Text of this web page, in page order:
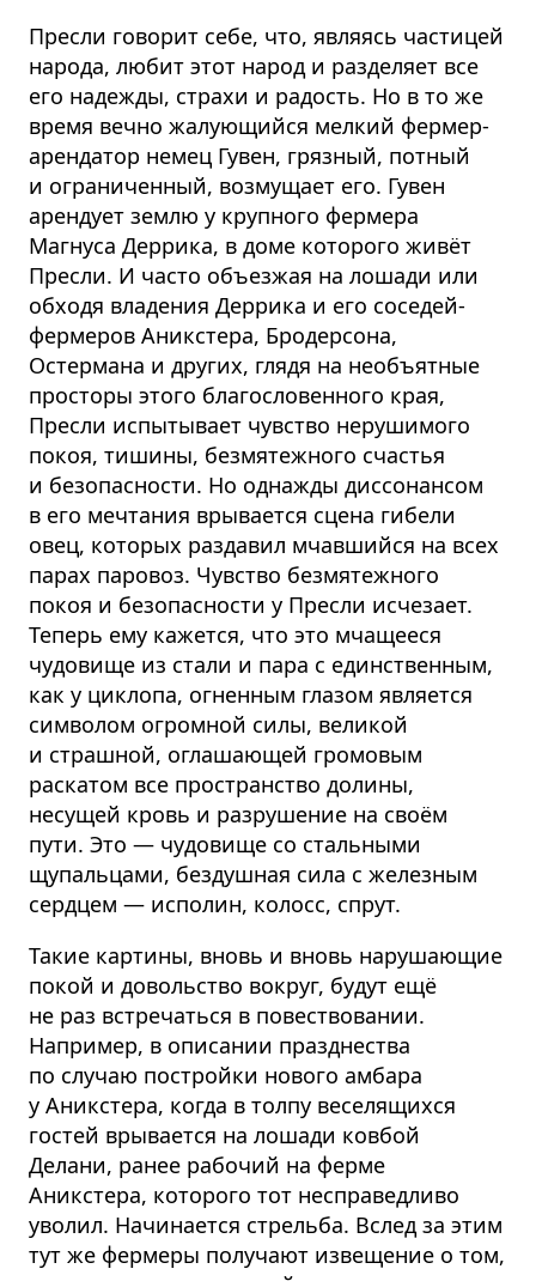
Пресли говорит себе, что, являясь частицей
народа, любит этот народ и разделяет все
его надежды, страхи и радость. Но в то же
время вечно жалующийся мелкий фермер-
арендатор немец Гувен, грязный, потный
и ограниченный, возмущает его. Гувен
арендует землю у крупного фермера
Магнуса Деррика, в доме которого живёт
Пресли. И часто объезжая на лошади или
обходя владения Деррика и его соседей-
фермеров Аникстера, Бродерсона,
Остермана и других, глядя на необъятные
просторы этого благословенного края,
Пресли испытывает чувство нерушимого
покоя, тишины, безмятежного счастья
и безопасности. Но однажды диссонансом
в его мечтания врывается сцена гибели
овец, которых раздавил мчавшийся на всех
парах паровоз. Чувство безмятежного
покоя и безопасности у Пресли исчезает.
Теперь ему кажется, что это мчащееся
чудовище из стали и пара с единственным,
как у циклопа, огненным глазом является
символом огромной силы, великой
и страшной, оглашающей громовым
раскатом все пространство долины,
несущей кровь и разрушение на своём
пути. Это — чудовище со стальными
щупальцами, бездушная сила с железным
сердцем — исполин, колосс, спрут.
Такие картины, вновь и вновь нарушающие
покой и довольство вокруг, будут ещё
не раз встречаться в повествовании.
Например, в описании празднества
по случаю постройки нового амбара
у Аникстера, когда в толпу веселящихся
гостей врывается на лошади ковбой
Делани, ранее рабочий на ферме
Аникстера, которого тот несправедливо
уволил. Начинается стрельба. Вслед за этим
тут же фермеры получают извещение о том,